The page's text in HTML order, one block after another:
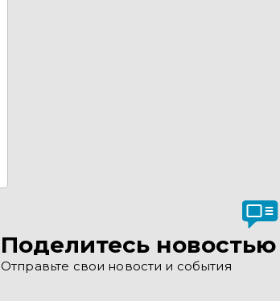
Поделитесь новостью
Отправьте свои новости и события